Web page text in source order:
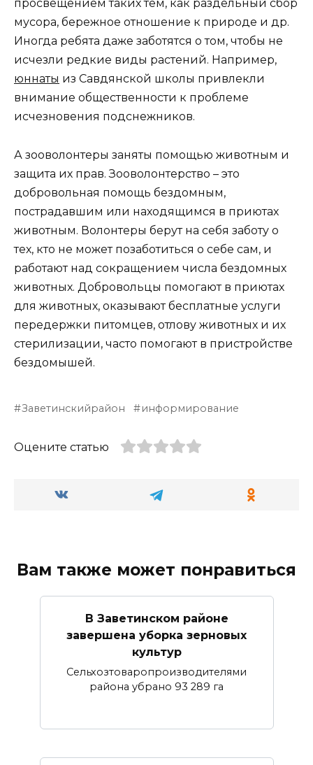
просвещением таких тем, как раздельный сбор
мусора, бережное отношение к природе и др.
Иногда ребята даже заботятся о том, чтобы не
исчезли редкие виды растений. Например,
юннаты из Савдянской школы привлекли
внимание общественности к проблеме
исчезновения подснежников.
А зооволонтеры заняты помощью животным и
защита их прав. Зооволонтерство – это
добровольная помощь бездомным,
пострадавшим или находящимся в приютах
животным. Волонтеры берут на себя заботу о
тех, кто не может позаботиться о себе сам, и
работают над сокращением числа бездомных
животных. Добровольцы помогают в приютах
для животных, оказывают бесплатные услуги
передержки питомцев, отлову животных и их
стерилизации, часто помогают в пристройстве
бездомышей.
Заветинскийрайон информирование
Оцените статью
Вам также может понравиться
В Заветинском районе
завершена уборка зерновых
культур
Сельхозтоваропроизводителями
района убрано 93 289 га